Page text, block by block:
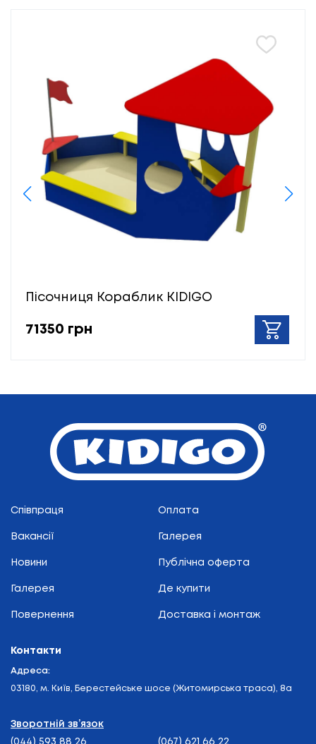
Пісочниця Кораблик KIDIGO
71350 грн
Співпраця Оплата
Вакансії Галерея
Новини Публічна оферта
Галерея Де купити
Повернення Доставка і монтаж
Контакти
Адреса:
03180, м. Київ, Берестейське шосе (Житомирська траса), 8а
Зворотній зв’язок